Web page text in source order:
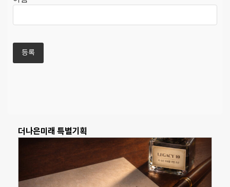
더나은미래 특별기획